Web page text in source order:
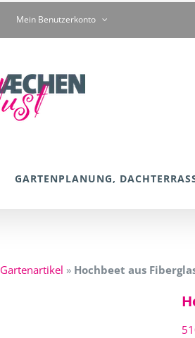
Mein Benutzerkonto
GARTENPLANUNG,
Gartenartikel » Hochbeet aus